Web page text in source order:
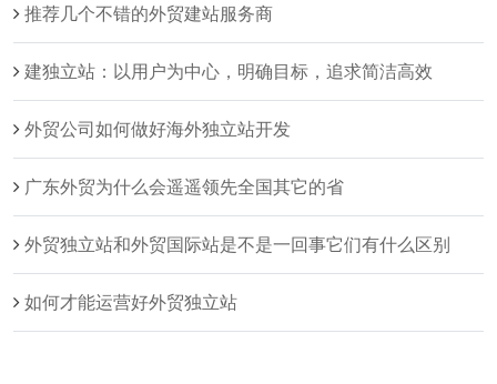
推荐几个不错的外贸建站服务商
建独立站：以用户为中心，明确目标，追求简洁高效
外贸公司如何做好海外独立站开发
广东外贸为什么会遥遥领先全国其它的省
外贸独立站和外贸国际站是不是一回事它们有什么区别
如何才能运营好外贸独立站